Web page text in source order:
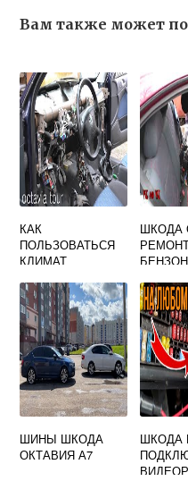
Вам также может
КАК
ПОЛЬЗОВАТЬСЯ
КЛИМАТ
АВТОМОБИЛЕ
SKODA OCTAVIA
TOUR
ШКОДА
ШИНЫ ШКОДА
ОКТАВИЯ А7
ШКОДА